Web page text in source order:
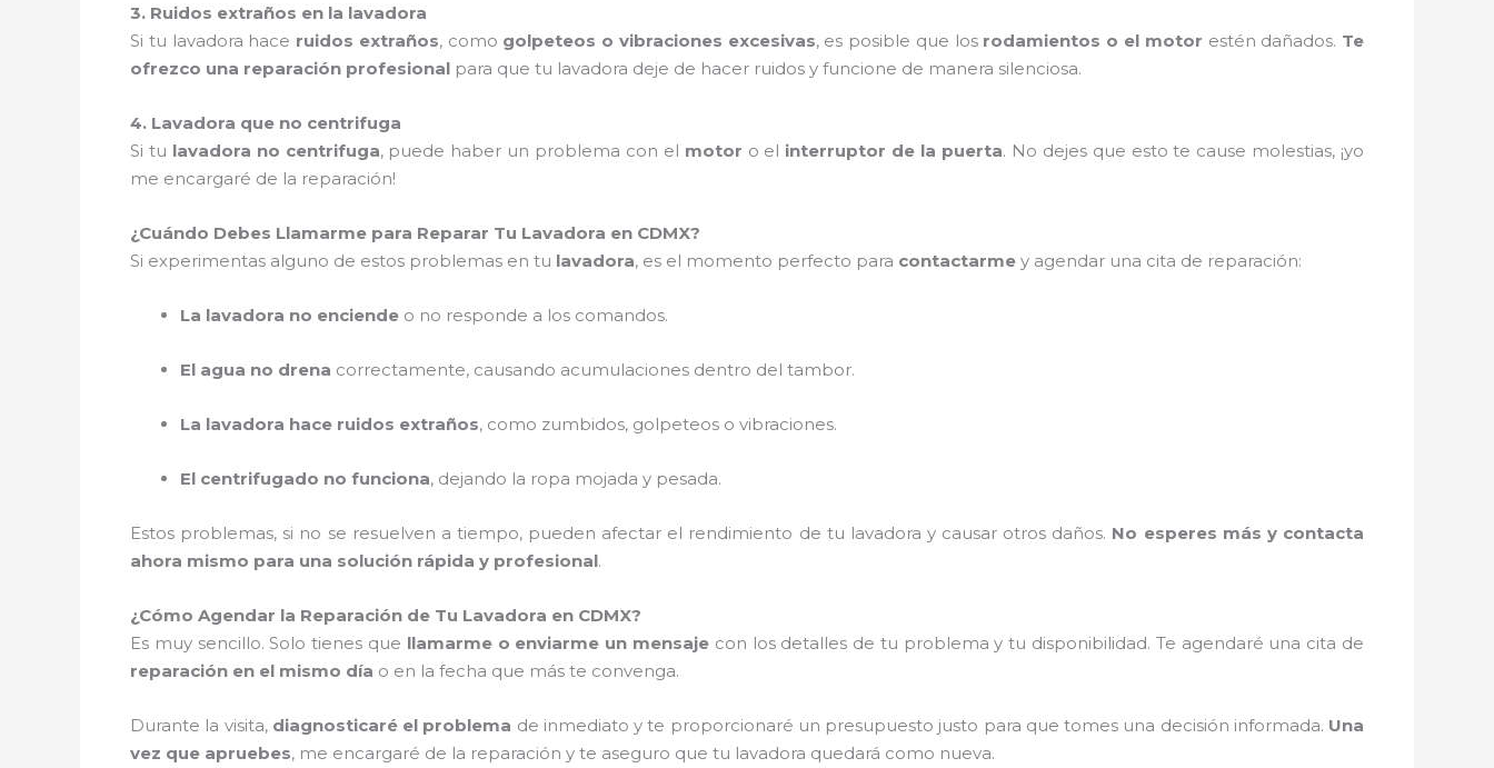
3. Ruidos extraños en la lavadora
Si tu lavadora hace ruidos extraños, como golpeteos o vibraciones excesivas, es posible que los rodamientos o el motor estén dañados. Te
ofrezco una reparación profesional para que tu lavadora deje de hacer ruidos y funcione de manera silenciosa.
4. Lavadora que no centrifuga
Si tu lavadora no centrifuga, puede haber un problema con el motor o el interruptor de la puerta. No dejes que esto te cause molestias, ¡yo
me encargaré de la reparación!
¿Cuándo Debes Llamarme para Reparar Tu Lavadora en CDMX?
Si experimentas alguno de estos problemas en tu lavadora, es el momento perfecto para contactarme y agendar una cita de reparación:
La lavadora no enciende o no responde a los comandos.
El agua no drena correctamente, causando acumulaciones dentro del tambor.
La lavadora hace ruidos extraños, como zumbidos, golpeteos o vibraciones.
El centrifugado no funciona, dejando la ropa mojada y pesada.
Estos problemas, si no se resuelven a tiempo, pueden afectar el rendimiento de tu lavadora y causar otros daños. No esperes más y contacta
ahora mismo para una solución rápida y profesional.
¿Cómo Agendar la Reparación de Tu Lavadora en CDMX?
Es muy sencillo. Solo tienes que llamarme o enviarme un mensajecon los detalles de tu problema y tu disponibilidad. Te agendaré una cita de
reparación en el mismo día o en la fecha que más te convenga.
Durante la visita, diagnosticaré el problema de inmediato y te proporcionaré un presupuesto justo para que tomes una decisión informada. Una
vez que apruebes, me encargaré de la reparación y te aseguro que tu lavadora quedará como nueva.